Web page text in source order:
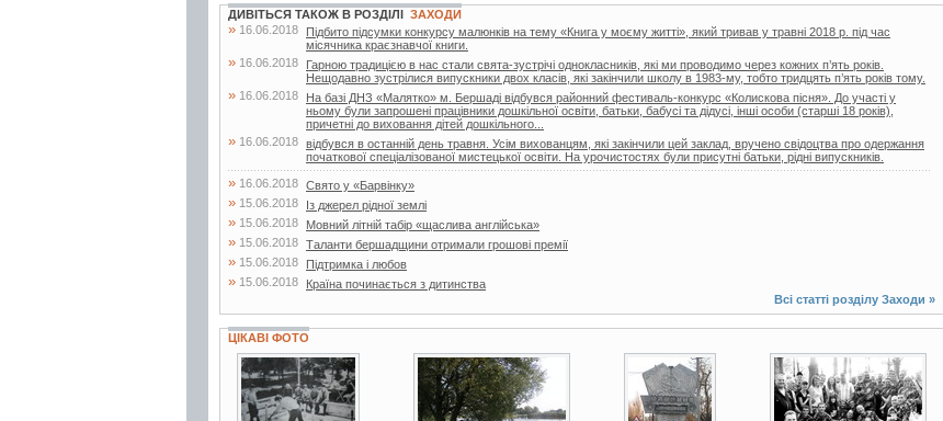
ДИВІТЬСЯ ТАКОЖ В РОЗДІЛІ ЗАХОДИ
» 16.06.2018
Підбито підсумки конкурсу малюнків на тему «Книга у моєму житті», який тривав у травні 2018 р. під час
місячника краєзнавчої книги.
» 16.06.2018
Гарною традицією в нас стали свята-зустрічі однокласників, які ми проводимо через кожних п’ять років.
Нещодавно зустрілися випускники двох класів, які закінчили школу в 1983-му, тобто тридцять п’ять років тому.
» 16.06.2018
На базі ДНЗ «Малятко» м. Бершаді відбувся районний фестиваль-конкурс «Колискова пісня». До участі у
ньому були запрошені працівники дошкільної освіти, батьки, бабусі та дідусі, інші особи (старші 18 років),
причетні до виховання дітей дошкільного...
» 16.06.2018 відбувся в останній день травня. Усім вихованцям, які закінчили цей заклад, вручено свідоцтва про одержання
початкової спеціалізованої мистецької освіти. На урочистостях були присутні батьки, рідні випускників.
» 16.06.2018 Свято у «Барвінку»
» 15.06.2018 Із джерел рідної землі
» 15.06.2018 Мовний літній табір «щаслива англійська»
» 15.06.2018 Таланти бершадщини отримали грошові премії
» 15.06.2018 Підтримка і любов
» 15.06.2018
Країна починається з дитинства
Всі статті розділу Заходи »
ЦІКАВІ ФОТО
17 фото 25 фото 13 фото 3 фото